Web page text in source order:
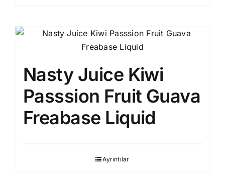
Nasty Juice Kiwi
Passsion Fruit Guava
Freabase Liquid
Ayrıntılar